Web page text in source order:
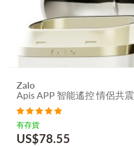
Zalo
Apis APP 智能遙控 情侶共
有存貨
US$78.55